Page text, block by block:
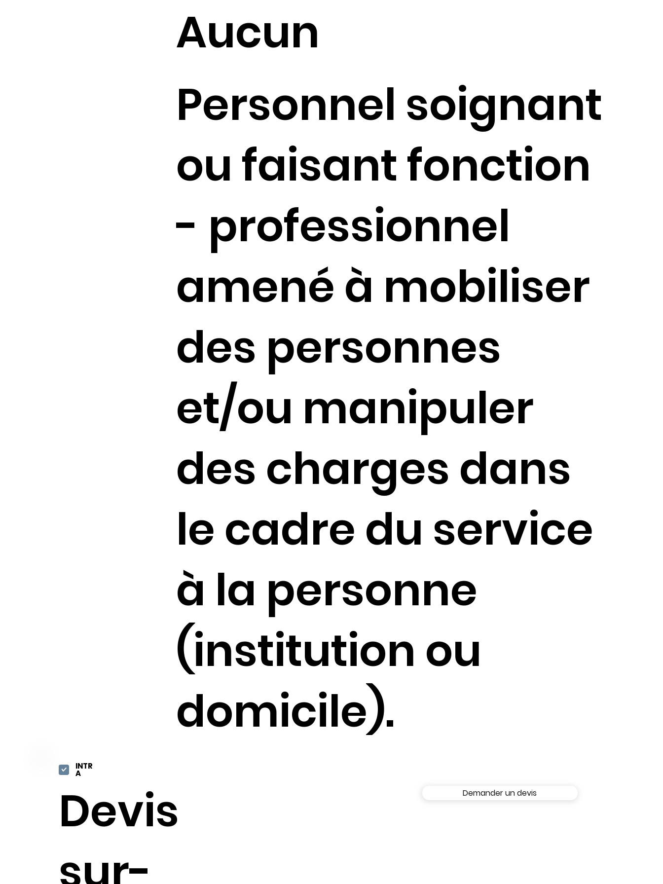
Aucun
Personnel soignant
ou faisant fonction
- professionnel
amené à mobiliser
des personnes
et/ou manipuler
des charges dans
le cadre du service
à la personne
(institution ou
domicile).
Demander un devis
INTR
A
Devis